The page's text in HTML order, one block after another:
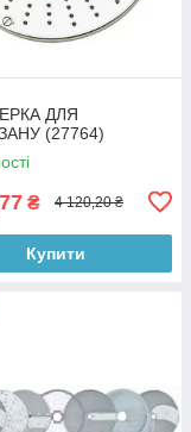
ДЛЯ
(27764)
₴ 4 120,20 ₴
Купити